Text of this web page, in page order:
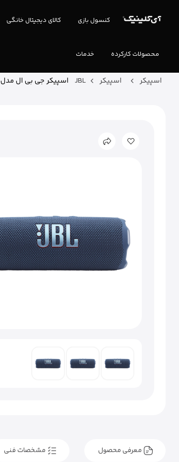
کنسول بازی کالای دیجیتال خانگی
محصولات کارکرده خدمات
اسپیکر اسپیکر JBL اسپیکر جی بی ال مدل Flip 7
معرفی محصول مشخصات فنی